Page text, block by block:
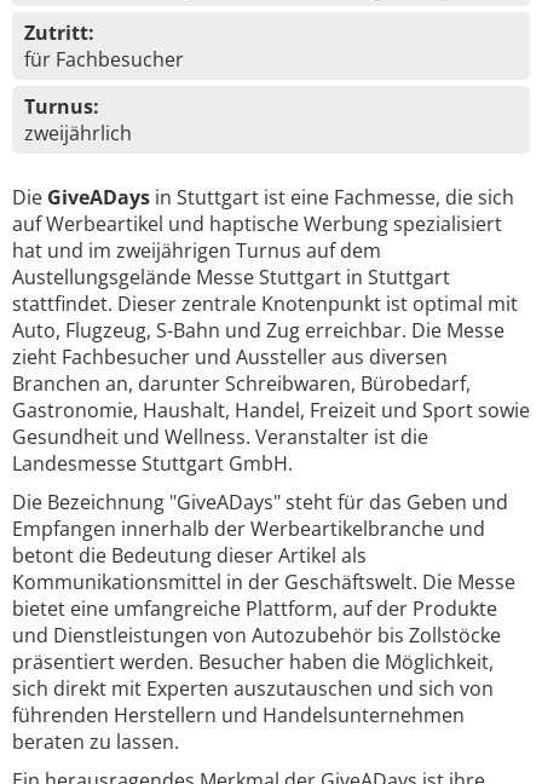
Zutritt:
für Fachbesucher
Turnus:
zweijährlich
Die GiveADays in Stuttgart ist eine Fachmesse, die sich
auf Werbeartikel und haptische Werbung spezialisiert
hat und im zweijährigen Turnus auf dem
Austellungsgelände Messe Stuttgart in Stuttgart
stattfindet. Dieser zentrale Knotenpunkt ist optimal mit
Auto, Flugzeug, S-Bahn und Zug erreichbar. Die Messe
zieht Fachbesucher und Aussteller aus diversen
Branchen an, darunter Schreibwaren, Bürobedarf,
Gastronomie, Haushalt, Handel, Freizeit und Sport sowie
Gesundheit und Wellness. Veranstalter ist die
Landesmesse Stuttgart GmbH.
Die Bezeichnung "GiveADays" steht für das Geben und
Empfangen innerhalb der Werbeartikelbranche und
betont die Bedeutung dieser Artikel als
Kommunikationsmittel in der Geschäftswelt. Die Messe
bietet eine umfangreiche Plattform, auf der Produkte
und Dienstleistungen von Autozubehör bis Zollstöcke
präsentiert werden. Besucher haben die Möglichkeit,
sich direkt mit Experten auszutauschen und sich von
führenden Herstellern und Handelsunternehmen
beraten zu lassen.